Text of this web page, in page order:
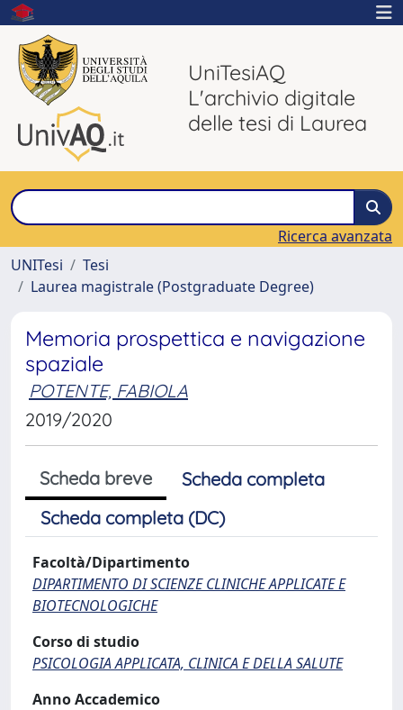
UniTesiAQ
L'archivio digitale
delle tesi di Laurea
Ricerca avanzata
UNITesi
Tesi
Laurea magistrale (Postgraduate Degree)
Memoria prospettica e navigazione
spaziale
POTENTE, FABIOLA
2019/2020
Scheda breve
Scheda completa
Scheda completa (DC)
Facoltà/Dipartimento
DIPARTIMENTO DI SCIENZE CLINICHE APPLICATE E
BIOTECNOLOGICHE
Corso di studio
PSICOLOGIA APPLICATA, CLINICA E DELLA SALUTE
Anno Accademico